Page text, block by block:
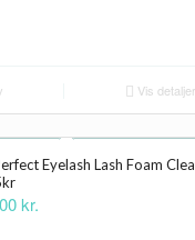
Vis detaljer
Eyelash Lash Foam
kr.Den